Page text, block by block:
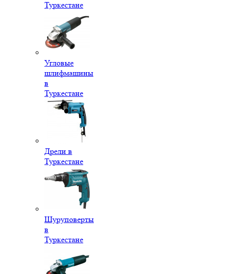
Туркестане
Угловые
шлифмашины
в
Туркестане
Дрели в
Туркестане
Шуруповерты
в
Туркестане